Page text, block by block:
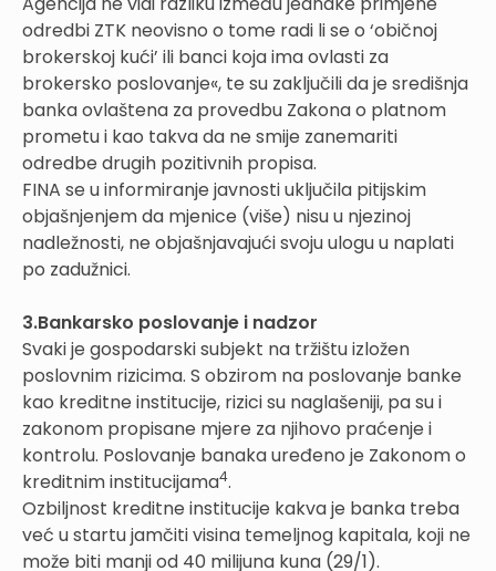
odredbi ZTK neovisno o tome radi li se o ‘običnoj
brokerskoj kući’ ili banci koja ima ovlasti za
brokersko poslovanje«, te su zaključili da je središnja
banka ovlaštena za provedbu Zakona o platnom
prometu i kao takva da ne smije zanemariti
odredbe drugih pozitivnih propisa.
FINA se u informiranje javnosti uključila pitijskim
objašnjenjem da mjenice (više) nisu u njezinoj
nadležnosti, ne objašnjavajući svoju ulogu u naplati
po zadužnici.
3.Bankarsko poslovanje i nadzor
Svaki je gospodarski subjekt na tržištu izložen
poslovnim rizicima. S obzirom na poslovanje banke
kao kreditne institucije, rizici su naglašeniji, pa su i
zakonom propisane mjere za njihovo praćenje i
kontrolu. Poslovanje banaka uređeno je Zakonom o
kreditnim institucijama4.
Ozbiljnost kreditne institucije kakva je banka treba
već u startu jamčiti visina temeljnog kapitala, koji ne
može biti manji od 40 milijuna kuna (29/1).